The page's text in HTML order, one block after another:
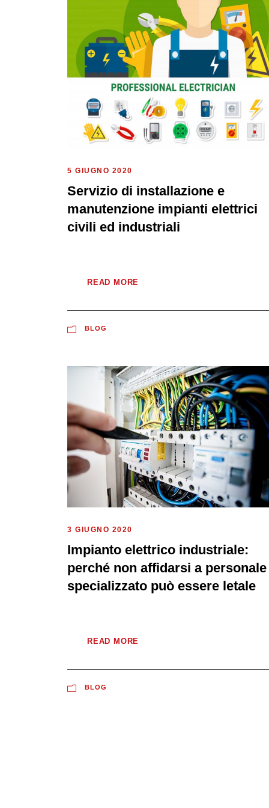
5 GIUGNO 2020
Servizio di installazione e
manutenzione impianti elettrici
civili ed industriali
READ MORE
BLOG
3 GIUGNO 2020
Impianto elettrico industriale:
perché non affidarsi a personale
specializzato può essere letale
READ MORE
BLOG